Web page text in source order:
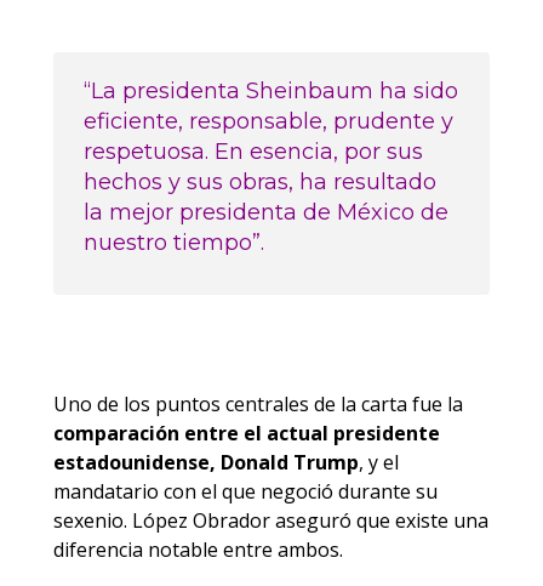
“La presidenta Sheinbaum ha sido
eficiente, responsable, prudente y
respetuosa. En esencia, por sus
hechos y sus obras, ha resultado
la mejor presidenta de México de
nuestro tiempo”.
Uno de los puntos centrales de la carta fue la
comparación entre el actual presidente
estadounidense, Donald Trump, y el
mandatario con el que negoció durante su
sexenio. López Obrador aseguró que existe una
diferencia notable entre ambos.